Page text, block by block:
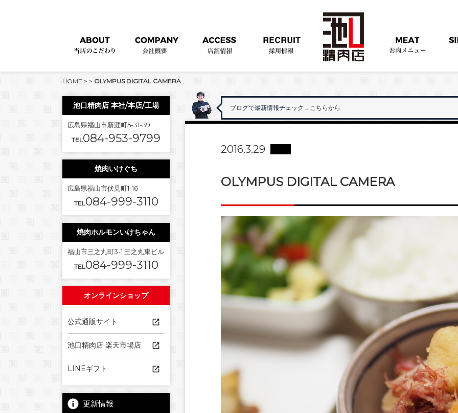
HOME > > OLYMPUS DIGITAL CAMERA
ブログで最新情報チェック →こちらから
2016.3.29
OLYMPUS DIGITAL CAMERA
池口精肉店 本社/本店/工場
広島県福山市新涯町5-31-39
TEL084-953-9799
焼肉いけぐち
広島県福山市伏見町1-16
TEL084-999-3110
焼肉ホルモンいけちゃん
福山市三之丸町3-1 三之丸東ビル
TEL084-999-3110
オンラインショップ
公式通販サイト
池口精肉店 楽天市場店
LINEギフト
更新情報